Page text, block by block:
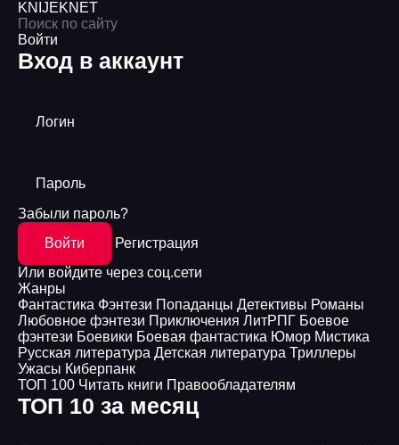
KNIJEKNET
Войти
Вход в аккаунт
Логин
Пароль
Забыли пароль?
Войти
Регистрация
Или войдите через соц.сети
Жанры
Фантастика Фэнтези Попаданцы Детективы Романы
Любовное фэнтези Приключения ЛитРПГ Боевое
фэнтези Боевики Боевая фантастика Юмор Мистика
Русская литература Детская литература Триллеры
Ужасы Киберпанк
ТОП 100 Читать книги Правообладателям
ТОП 10 за месяц